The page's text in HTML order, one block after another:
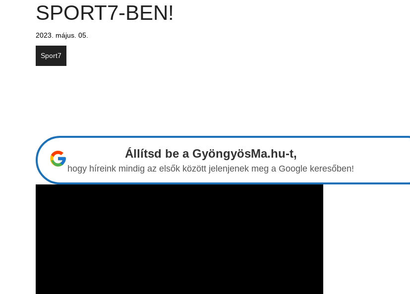
SPORT7-BEN!
2023. május. 05.
Sport7
Állítsd be a GyöngyösMa.hu-t,
hogy híreink mindig az elsők között jelenjenek meg a Google keresőben!